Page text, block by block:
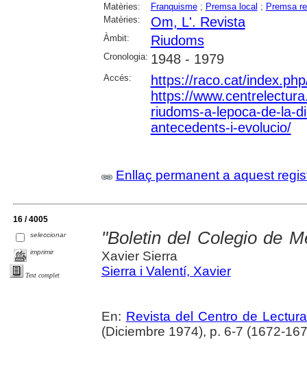
Matèries: Franquisme; Premsa local ; Premsa
Matèries:
Om, L'. Revista
Àmbit: Riudoms
Cronologia: 1948 - 1979
Accés:
https://raco.cat/
https://
riudoms-a-lepoca-de-la-
antecedents-i-evolucio/
Enllaç permanent a aquest
16 / 4005
seleccionar
imprimir
Text complet
"Boletin del Colegio de
Xavier Sierra
Sierra i Valentí, Xavier
En: Revista del Centro de
(Diciembre 1974), p. 6-7 (1672-